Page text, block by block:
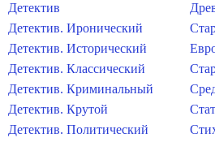
Детектив
Детектив. Иронический
Детектив. Исторический
Детектив. Классический
Детектив. Криминальный
Детектив. Крутой
Детектив. Политический